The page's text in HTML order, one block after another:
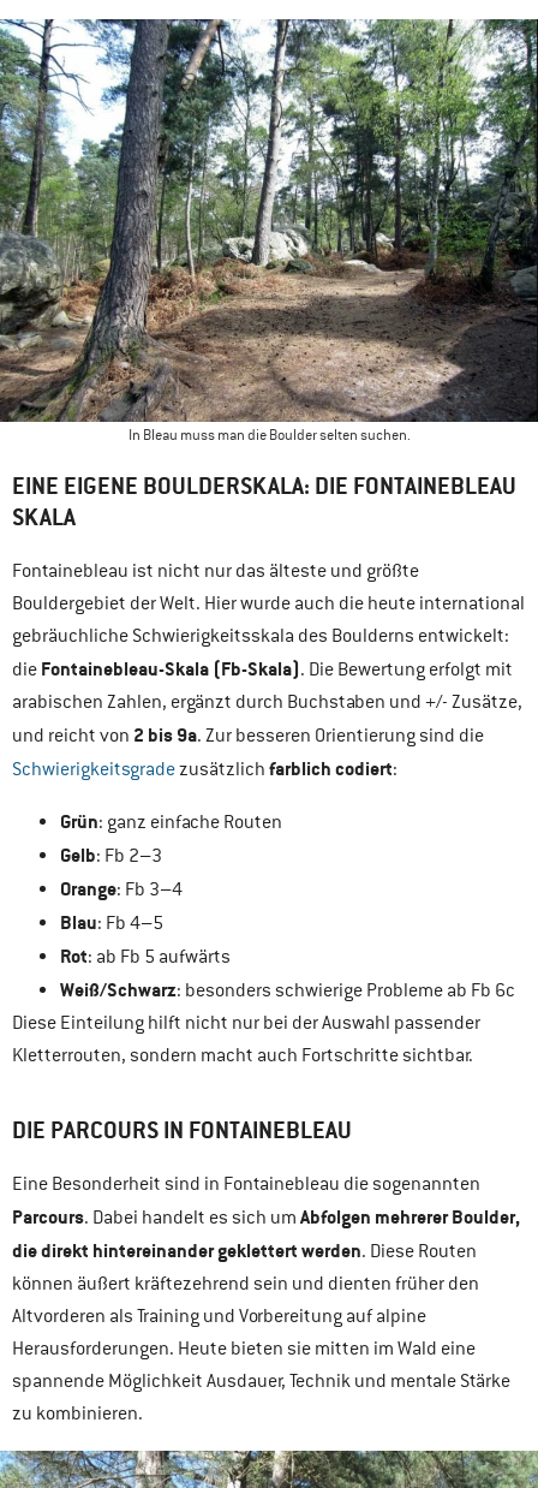
In Bleau muss man die Boulder selten suchen.
EINE EIGENE BOULDERSKALA: DIE FONTAINEBLEAU
SKALA
Fontainebleau ist nicht nur das älteste und größte
Bouldergebiet der Welt. Hier wurde auch die heute international
gebräuchliche Schwierigkeitsskala des Boulderns entwickelt:
die Fontainebleau-Skala (Fb-Skala). Die Bewertung erfolgt mit
arabischen Zahlen, ergänzt durch Buchstaben und +/- Zusätze,
und reicht von 2 bis 9a. Zur besseren Orientierung sind die
Schwierigkeitsgradezusätzlich farblich codiert:
Grün: ganz einfache Routen
Gelb: Fb 2–3
Orange: Fb 3–4
Blau: Fb 4–5
Rot: ab Fb 5 aufwärts
Weiß/Schwarz: besonders schwierige Probleme ab Fb 6c
Diese Einteilung hilft nicht nur bei der Auswahl passender
Kletterrouten, sondern macht auch Fortschritte sichtbar.
DIE PARCOURS IN FONTAINEBLEAU
Eine Besonderheit sind in Fontainebleau die sogenannten
Parcours. Dabei handelt es sich um Abfolgen mehrerer Boulder,
die direkt hintereinander geklettert werden. Diese Routen
können äußert kräftezehrend sein und dienten früher den
Altvorderen als Training und Vorbereitung auf alpine
Herausforderungen. Heute bieten sie mitten im Wald eine
spannende Möglichkeit Ausdauer, Technik und mentale Stärke
zu kombinieren.